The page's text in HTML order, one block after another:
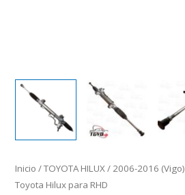
Inicio /TOYOTA HILUX/ 2006-2016 (Vigo)
Toyota Hilux para RHD